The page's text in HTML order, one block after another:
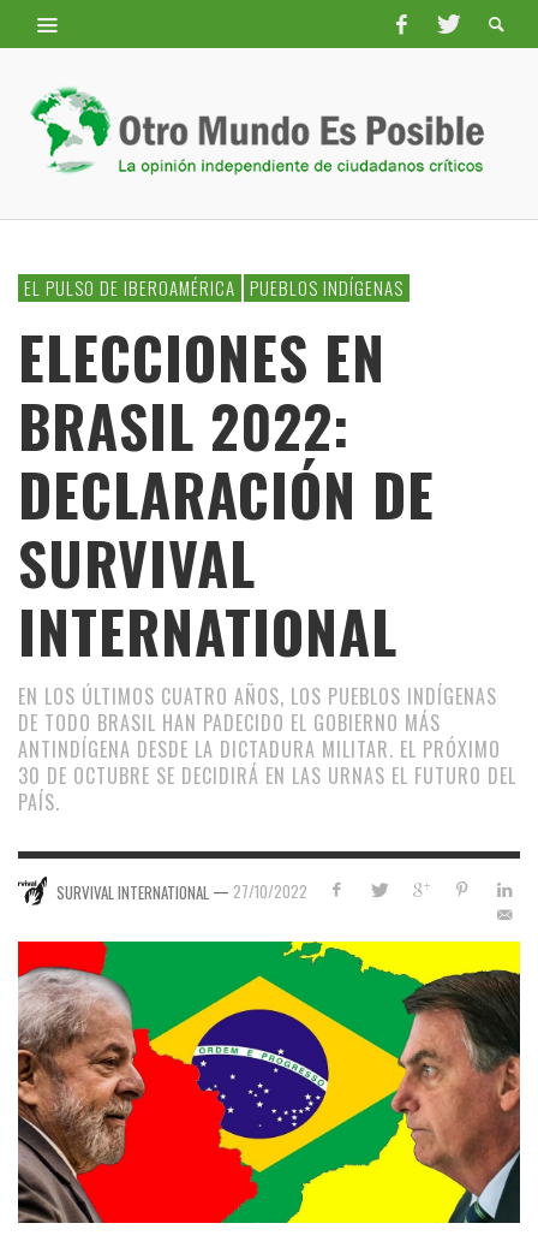
EL PULSO DE IBEROAMÉRICA PUEBLOS INDÍGENAS
ELECCIONES EN
BRASIL 2022:
DECLARACIÓN DE
SURVIVAL
INTERNATIONAL
EN LOS ÚLTIMOS CUATRO AÑOS, LOS PUEBLOS INDÍGENAS
DE TODO BRASIL HAN PADECIDO EL GOBIERNO MÁS
ANTINDÍGENA DESDE LA DICTADURA MILITAR. EL PRÓXIMO
30 DE OCTUBRE SE DECIDIRÁ EN LAS URNAS EL FUTURO DEL
PAÍS.
SURVIVAL INTERNATIONAL — 27/10/2022